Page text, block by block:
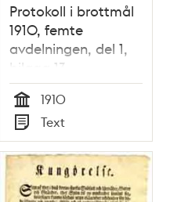
Protokoll i brottmål
1910, femte
avdelningen, del 1,
bilaga 13
Tid
1910
Typ
Text